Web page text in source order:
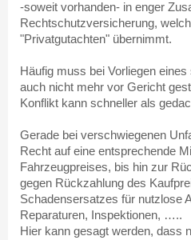
-soweit vorhanden- in enger
Rechtschutzversicherung,
"Privatgutachten" übernimmt.
Häufig muss bei Vorliegen
auch nicht mehr vor Gericht
Konflikt kann schneller als
Gerade bei verschwiegenen
Recht auf eine entsprechende
Fahrzeugpreises, bis hin zur
gegen Rückzahlung des
Schadensersatzes für nutzlose
Reparaturen, Inspektionen, …..
Hier kann gesagt werden, dass